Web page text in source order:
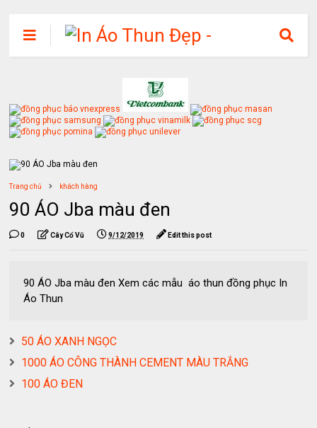
Trang chủ khách hàng
90 ÁO Jba màu đen
0 Cây Cổ Vũ 9/12/2019 Edit this post
90 ÁO Jba màu đen Xem các mẫu áo thun đồng phục In
Áo Thun
50 ÁO XANH NGỌC
1000 ÁO CÔNG THÀNH CEMENT MÀU TRẮNG
100 ÁO ĐEN